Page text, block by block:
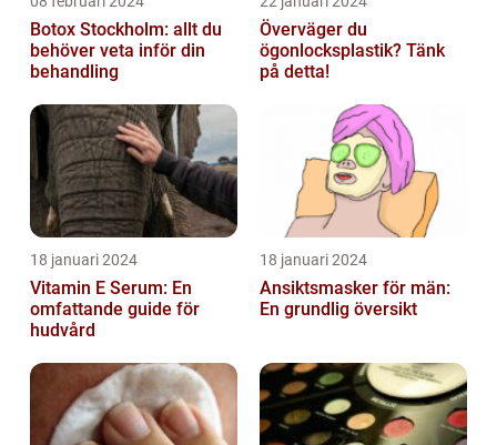
Botox Stockholm: allt du
behöver veta inför din
behandling
Överväger du
ögonlocksplastik? Tänk
på detta!
18 januari 2024
Vitamin E Serum: En
omfattande guide för
hudvård
18 januari 2024
Ansiktsmasker för män:
En grundlig översikt